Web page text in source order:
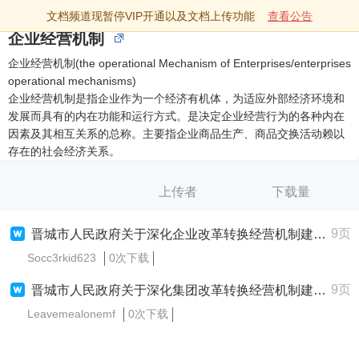
文档频道现暂停VIP开通以及文档上传功能 查看公告
企业经营机制
企业经营机制(the operational Mechanism of Enterprises/enterprises
operational mechanisms)
企业经营机制是指企业作为一个经济有机体，为适应外部经济环境和
发展而具有的内在功能和运行方式。是决定企业经营行为的各种内在
因素及其相互关系的总称。主要指企业商品生产、商品交换活动赖以
存在的社会经济关系。
上传者 下载量
晋城市人民政府关于深化企业改革转换经营机制建立现代企业制度意见 9页
Socc3rkid623 0次下载
晋城市人民政府关于深化集团改革转换经营机制建立现代集团程序意见 9页
Leavemealonemf 0次下载